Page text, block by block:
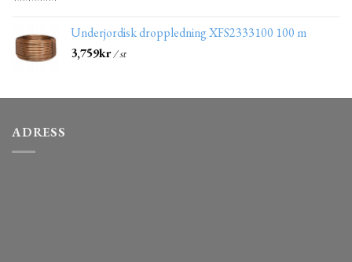
Underjordisk droppledning XFS2333100 100 m
3,759kr/ st
ADRESS